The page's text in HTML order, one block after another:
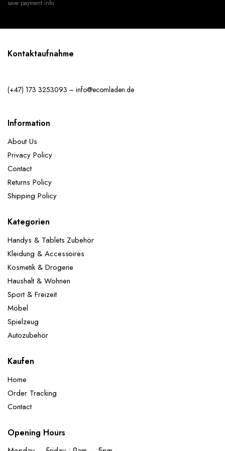
save payment info.
Kontaktaufnahme
(+47) 173 3253093 – info@ecomladen.de
Information
About Us
Privacy Policy
Contact
Returns Policy
Shipping Policy
Kategorien
Handys & Tablets Zubehör
Kleidung & Accessoires
Kosmetik & Drogerie
Haushalt & Wohnen
Sport & Freizeit
Möbel
Spielzeug
Autozubehör
Kaufen
Home
Order Tracking
Contact
Opening Hours